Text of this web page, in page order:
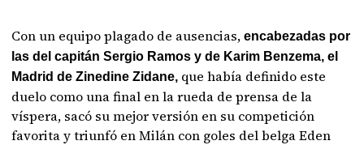
Con un equipo plagado de ausencias,encabezadas por
las del capitán Sergio Ramos y de Karim Benzema, el
Madrid de Zinedine Zidane, que había definido este
duelo como una final en la rueda de prensa de la
víspera, sacó su mejor versión en su competición
favorita y triunfó en Milán con goles del belga Eden